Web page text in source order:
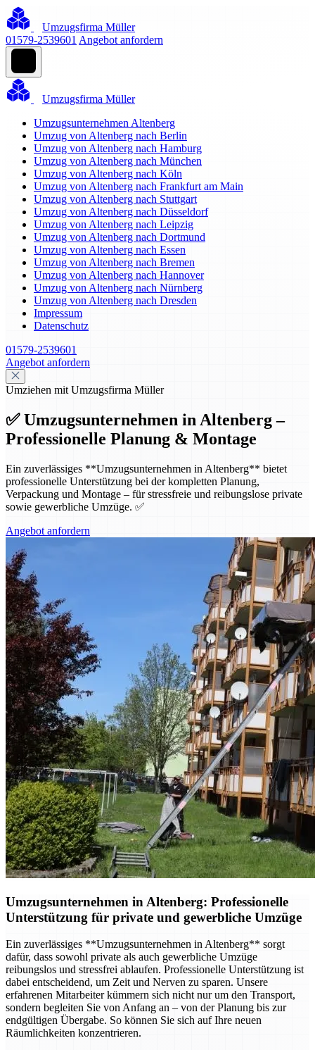
Umzugsfirma Müller
01579-2539601 Angebot anfordern
Umzugsfirma Müller
Umzugsunternehmen Altenberg
Umzug von Altenberg nach Berlin
Umzug von Altenberg nach Hamburg
Umzug von Altenberg nach München
Umzug von Altenberg nach Köln
Umzug von Altenberg nach Frankfurt am Main
Umzug von Altenberg nach Stuttgart
Umzug von Altenberg nach Düsseldorf
Umzug von Altenberg nach Leipzig
Umzug von Altenberg nach Dortmund
Umzug von Altenberg nach Essen
Umzug von Altenberg nach Bremen
Umzug von Altenberg nach Hannover
Umzug von Altenberg nach Nürnberg
Umzug von Altenberg nach Dresden
Impressum
Datenschutz
01579-2539601
Angebot anfordern
Umziehen mit Umzugsfirma Müller
✅ Umzugsunternehmen in Altenberg –
Professionelle Planung & Montage
Ein zuverlässiges **Umzugsunternehmen in Altenberg** bietet
professionelle Unterstützung bei der kompletten Planung,
Verpackung und Montage – für stressfreie und reibungslose private
sowie gewerbliche Umzüge. ✅
Angebot anfordern
Umzugsunternehmen in Altenberg: Professionelle
Unterstützung für private und gewerbliche Umzüge
Ein zuverlässiges **Umzugsunternehmen in Altenberg** sorgt
dafür, dass sowohl private als auch gewerbliche Umzüge
reibungslos und stressfrei ablaufen. Professionelle Unterstützung ist
dabei entscheidend, um Zeit und Nerven zu sparen. Unsere
erfahrenen Mitarbeiter kümmern sich nicht nur um den Transport,
sondern begleiten Sie von Anfang an – von der Planung bis zur
endgültigen Übergabe. So können Sie sich auf Ihre neuen
Räumlichkeiten konzentrieren.